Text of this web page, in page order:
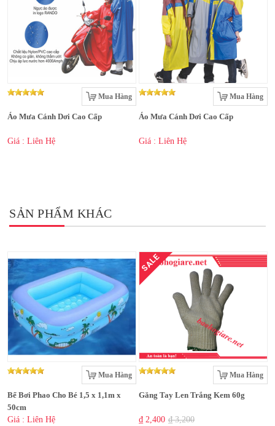
Mua Hàng
Áo Mưa Cánh Dơi Cao Cấp
Giá : Liên Hệ
Mua Hàng
Áo Mưa Cánh Dơi Cao Cấp
Giá : Liên Hệ
SẢN PHẨM KHÁC
Mua Hàng
Bể Bơi Phao Cho Bé 1,5 x 1,1m x
50cm
Giá : Liên Hệ
SALE
Mua Hàng
Găng Tay Len Trắng Kem 60g
₫ 2,400 ₫ 3,200